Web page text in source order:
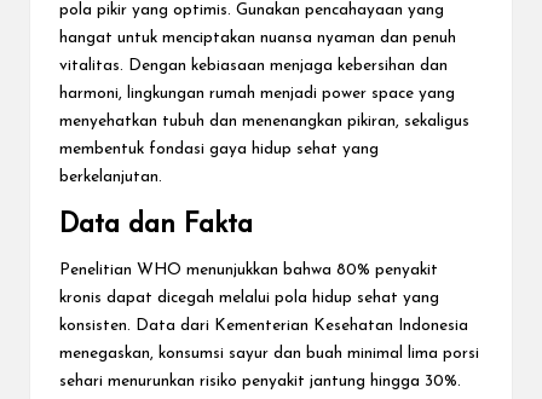
pola pikir yang optimis. Gunakan pencahayaan yang
hangat untuk menciptakan nuansa nyaman dan penuh
vitalitas. Dengan kebiasaan menjaga kebersihan dan
harmoni, lingkungan rumah menjadi power space yang
menyehatkan tubuh dan menenangkan pikiran, sekaligus
membentuk fondasi gaya hidup sehat yang
berkelanjutan.
Data dan Fakta
Penelitian WHO menunjukkan bahwa 80% penyakit
kronis dapat dicegah melalui pola hidup sehat yang
konsisten. Data dari Kementerian Kesehatan Indonesia
menegaskan, konsumsi sayur dan buah minimal lima porsi
sehari menurunkan risiko penyakit jantung hingga 30%.